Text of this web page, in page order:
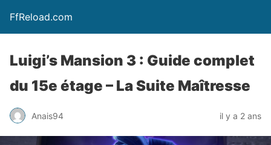
FfReload.com
Luigi’s Mansion 3 : Guide complet
du 15e étage – La Suite Maîtresse
Anais94 il y a 2 ans